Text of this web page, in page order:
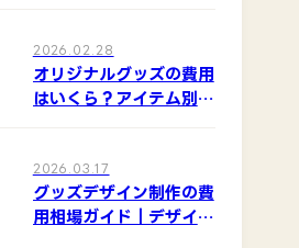
2026.02.28
オリジナルグッズの費用
はいくら？アイテム別の
2026.03.17
グッズデザイン制作の費
用相場ガイド｜デザイン